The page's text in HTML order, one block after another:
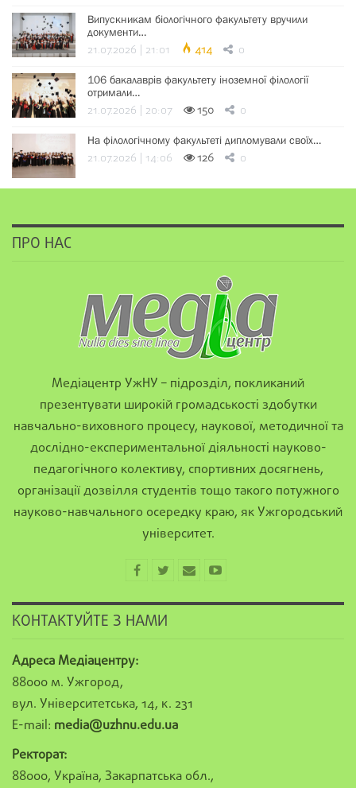
Випускникам біологічного факультету вручили
документи…
21.07.2026 | 21:01 414 0
106 бакалаврів факультету іноземної філології
отримали…
21.07.2026 | 20:07 150 0
На філологічному факультеті дипломували своїх…
21.07.2026 | 14:06 126 0
ПРО НАС
Медіацентр УжНУ – підрозділ, покликаний
презентувати широкій громадськості здобутки
навчально-виховного процесу, наукової, методичної та
дослідно-експериментальної діяльності науково-
педагогічного колективу, спортивних досягнень,
організації дозвілля студентів тощо такого потужного
науково-навчального осередку краю, як Ужгородський
університет.
КОНТАКТУЙТЕ З НАМИ
Адреса Медіацентру:
88000 м. Ужгород,
вул. Університетська, 14, к. 231
E-mail: media@uzhnu.edu.ua
Ректорат:
88000, Україна, Закарпатська обл.,